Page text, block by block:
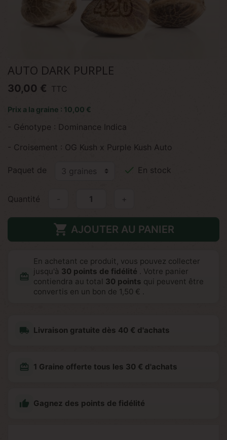
AUTO DARK PURPLE
30,00 € TTC
Prix a la graine : 10,00 €
- Génotype : Dominance Indica
- Croisement : OG Kush x Purple Kush Auto
Paquet de  En stock
Quantité +
 AJOUTER AU PANIER
redeem
En achetant ce produit, vous pouvez collecter
jusqu'à 30 points de fidélité . Votre panier
contiendra au total 30 points qui peuvent être
convertis en un bon de 1,50 € .
local_shipping Livraison gratuite dès 40 € d'achats
redeem 1 Graine offerte tous les 30 € d'achats
 Gagnez des points de fidélité